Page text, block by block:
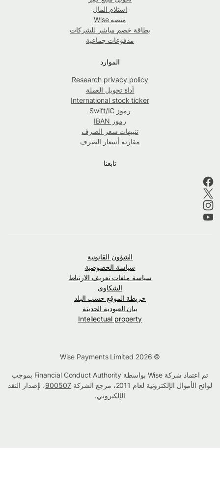
استلام المال
منصة Wise
بطاقة خصم مباشر للشركات
مدفوعات جماعية
الموارد
Research privacy policy
أداة تحويل العملة
International stock ticker
رموز Swift/IC
رموز IBAN
تنبيهات سعر الصرف
مقارنة أسعار الصرف
تابعنا
الشؤون القانونية
سياسة الخصوصية
سياسة ملفات تعريف الارتباط
الشكاوى
خريطة الموقع حسب البلد
بيان العبودية الحديثة
Intellectual property
تم اعتماد شركة Wise بواسطة Financial Conduct Authority بموجب
لوائح الأموال الإلكترونية لعام 2011، مرجع الشركة
900507، لإصدار النقد
الإلكتروني.